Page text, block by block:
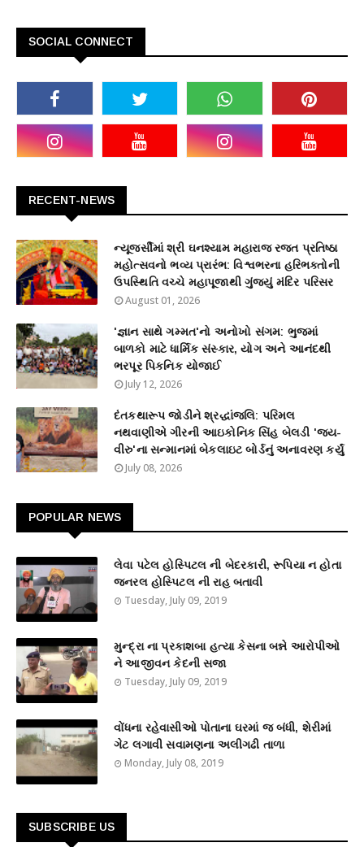
SOCIAL CONNECT
RECENT-NEWS
ન્યૂજર્સીમાં શ્રી ઘનશ્યામ મહારાજ રજત પ્રતિષ્ઠા
મહોત્સવનો ભવ્ય પ્રારંભ: વિશ્વભરના હરિભક્તોની
ઉપસ્થિતિ વચ્ચે મહાપૂજાથી ગુંજ્યું મંદિર પરિસર
August 01, 2026
'જ્ઞાન સાથે ગમ્મત'નો અનોખો સંગમ: ભુજમાં
બાળકો માટે ધાર્મિક સંસ્કાર, યોગ અને આનંદથી
ભરપૂર પિકનિક યોજાઈ
July 12, 2026
દંતકથારૂપ જોડીને શ્રદ્ધાંજલિ: પરિમલ
નથવાણીએ ગીરની આઇકોનિક સિંહ બેલડી 'જય-
વીરુ'ના સન્માનમાં બેકલાઇટ બોર્ડનું અનાવરણ કર્યું
July 08, 2026
POPULAR NEWS
લેવા પટેલ હોસ્પિટલ ની બેદરકારી, રૂપિયા ન હોતા
જનરલ હોસ્પિટલ ની રાહ બતાવી
Tuesday, July 09, 2019
મુન્દ્રા ના પ્રકાશબા હત્યા કેસના બન્ને આરોપીઓ
ને આજીવન કેદની સજા
Tuesday, July 09, 2019
વોંધના રહેવાસીઓ પોતાના ઘરમાં જ બંધી, શેરીમાં
ગેટ લગાવી સવામણના અલીગઢી તાળા
Monday, July 08, 2019
SUBSCRIBE US